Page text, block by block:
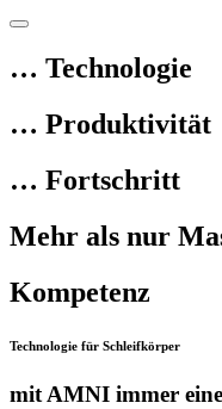
… Technologie
… Produktivität
… Fortschritt
Mehr als nur
Kompetenz
Technologie für Schleifkörper
mit AMNI immer